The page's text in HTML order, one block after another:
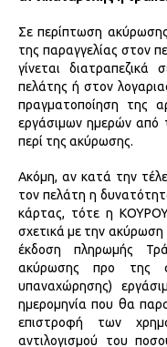
Σε περίπτωση
της παραγγελίας στον
γίνεται
πελάτης ή στον
πραγματοποίηση της
εργάσιμων ημερών από
περί της ακύρωσης.
Ακόμη, αν κατά την
τον πελάτη η
κάρτας, τότε η
σχετικά με την ακύρωση
έκδοση πληρωμής
ακύρωσης προ της
υπαναχώρησης)
ημερομηνία που θα
επιστροφή των
αντιλογισμού του